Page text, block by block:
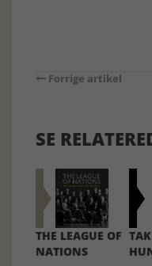
Forrige artikel
SE
THE LEAGUE OF
NATIONS